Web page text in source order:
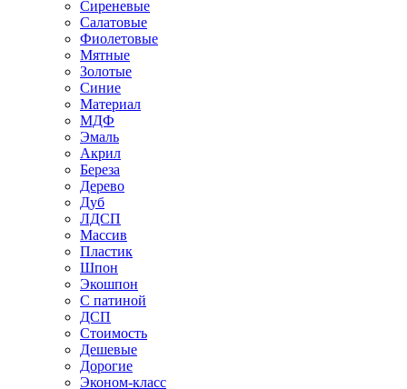
Сиреневые
Салатовые
Фиолетовые
Мятные
Золотые
Синие
Материал
МДФ
Эмаль
Акрил
Береза
Дерево
Дуб
ЛДСП
Массив
Пластик
Шпон
Экошпон
С патиной
ДСП
Стоимость
Дешевые
Дорогие
Эконом-класс